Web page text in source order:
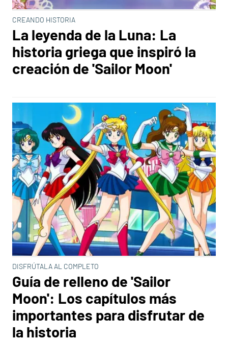
CREANDO HISTORIA
La leyenda de la Luna: La
historia griega que inspiró la
creación de 'Sailor Moon'
DISFRÚTALA AL COMPLETO
Guía de relleno de 'Sailor
Moon': Los capítulos más
importantes para disfrutar de
la historia